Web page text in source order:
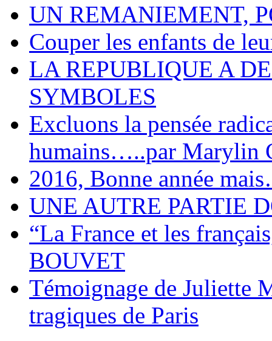
UN REMANIEMENT,
Couper les enfants de
LA REPUBLIQUE A
SYMBOLES
Excluons la pensée
humains…..par Marylin
2016, Bonne année
UNE AUTRE PARTIE
“La France et les
BOUVET
Témoignage de Juliette
tragiques de Paris